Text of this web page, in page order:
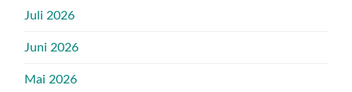
Juli 2026
Juni 2026
Mai 2026